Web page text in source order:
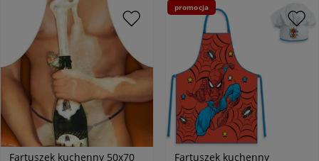
Fartuszek kuchenny 50x70
Fartuszek kuchenny
promocja